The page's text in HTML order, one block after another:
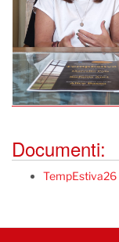
Documenti:
TempEstiva26